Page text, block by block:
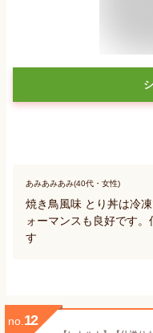
あみあみあみ(40代・女性)
焼き鳥風味 とり丼は冷
ォーマンスも良好です
す
no. 12